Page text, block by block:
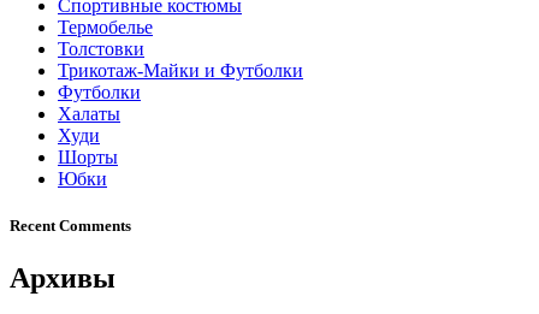
Спортивные костюмы
Термобелье
Толстовки
Трикотаж-Майки и Футболки
Футболки
Халаты
Худи
Шорты
Юбки
Recent Comments
Архивы